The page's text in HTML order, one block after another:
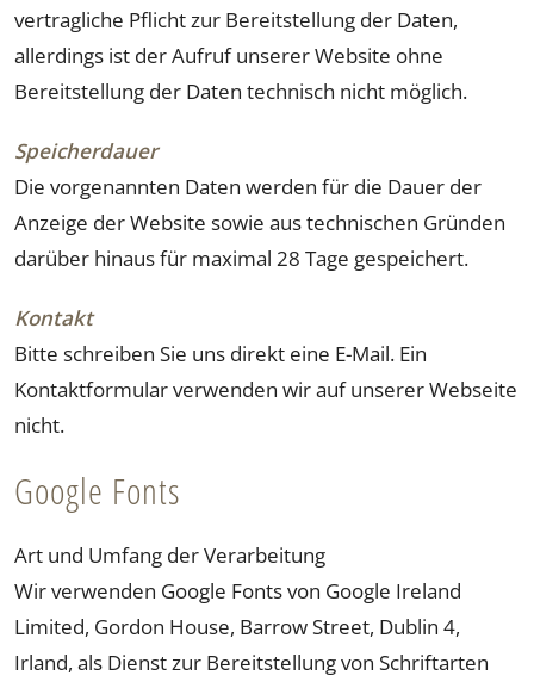
vertragliche Pflicht zur Bereitstellung der Daten,
allerdings ist der Aufruf unserer Website ohne
Bereitstellung der Daten technisch nicht möglich.
Speicherdauer
Die vorgenannten Daten werden für die Dauer der
Anzeige der Website sowie aus technischen Gründen
darüber hinaus für maximal 28 Tage gespeichert.
Kontakt
Bitte schreiben Sie uns direkt eine E-Mail. Ein
Kontaktformular verwenden wir auf unserer Webseite
nicht.
Google Fonts
Art und Umfang der Verarbeitung
Wir verwenden Google Fonts von Google Ireland
Limited, Gordon House, Barrow Street, Dublin 4,
Irland, als Dienst zur Bereitstellung von Schriftarten